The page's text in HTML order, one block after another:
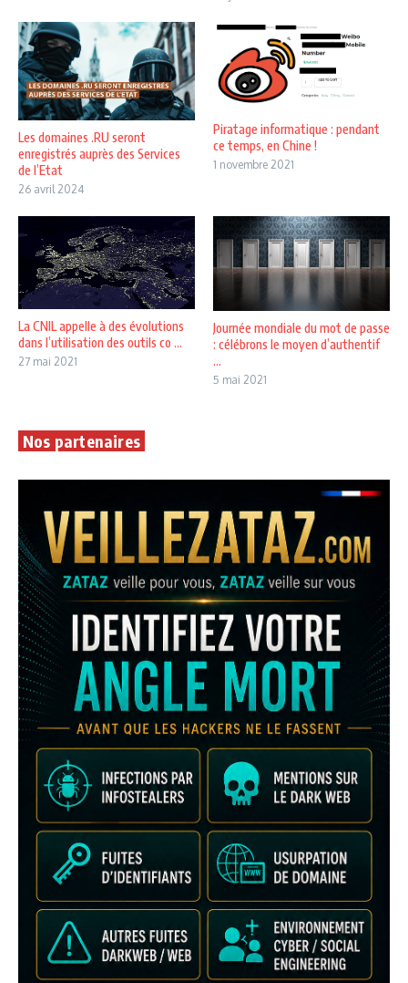
Les domaines .RU seront
enregistrés auprès des Services
de l’Etat
26 avril 2024
Piratage informatique : pendant
ce temps, en Chine !
1 novembre 2021
La CNIL appelle à des évolutions
dans l’utilisation des outils co ...
27 mai 2021
Journée mondiale du mot de passe
: célébrons le moyen d’authentif
...
5 mai 2021
Nos partenaires